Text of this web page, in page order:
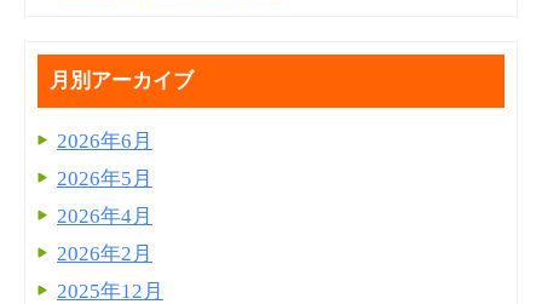
月別アーカイブ
2026年6月
2026年5月
2026年4月
2026年2月
2025年12月